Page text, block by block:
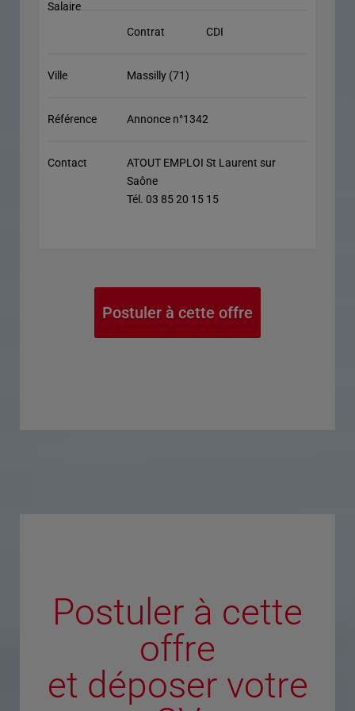
Salaire
Contrat
CDI
Ville Massilly (71)
Référence Annonce n°1342
Contact
ATOUT EMPLOI St Laurent sur
Saône
Tél. 03 85 20 15 15
Postuler à cette offre
Postuler à cette
offre
et déposer votre